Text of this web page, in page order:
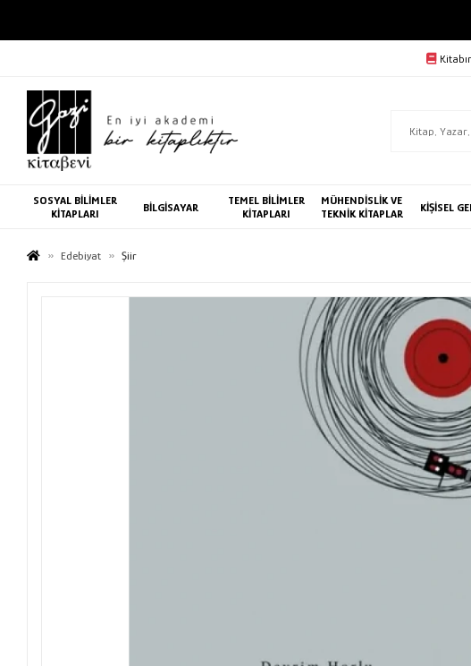
SOSYAL BİLİMLER
KİTAPLARI
BİLGİSAYAR
TEMEL BİLİMLER
KİTAPLARI
MÜHENDİSLİK VE
TEKNİK KİTAPLAR
KİŞİSEL
Edebiyat Şiir